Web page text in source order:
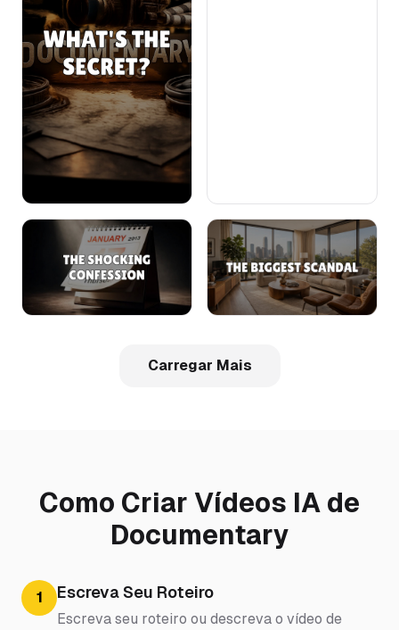
Carregar Mais
Como Criar Vídeos IA de
Documentary
1 Escreva Seu Roteiro
Escreva seu roteiro ou descreva o vídeo de